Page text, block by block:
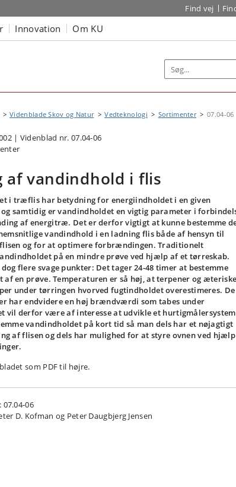
Find vej
Innovation Om KU
Videnblade Skov og Natur Vedteknologi Sortimenter 07.04-06
| Videnblad nr. 07.04-06
af vandindhold i flis
i træflis har betydning for energiindholdet i en given
samtidig er vandindholdet en vigtig parameter i
af energitræ. Det er derfor vigtigt at kunne bestemme
vandindhold i en ladning flis både af hensyn til
og for at optimere forbrændingen. Traditionelt
på en mindre prøve ved hjælp af et tørreskab.
flere svage punkter: Det tager 24-48 timer at bestemme
af en prøve. Temperaturen er så høj, at terpener og æteriske
under tørringen hvorved fugtindholdet overestimeres. De
har endvidere en høj brændværdi som tabes under
vil derfor være af interesse at udvikle et hurtigmålersystem
vandindholdet på kort tid så man dels har et nøjagtigt
af flisen og dels har mulighed for at styre ovnen ved hjælp
som PDF til højre.
06
D. Kofman og Peter Daugbjerg Jensen